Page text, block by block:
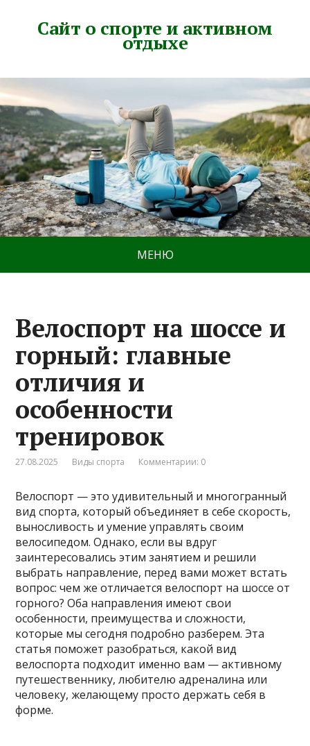
Сайт о спорте и активном
отдыхе
МЕНЮ
Велоспорт на шоссе и
горный: главные
отличия и
особенности
тренировок
27.08.2025 Виды спорта Комментарии: 0
Велоспорт — это удивительный и многогранный
вид спорта, который объединяет в себе скорость,
выносливость и умение управлять своим
велосипедом. Однако, если вы вдруг
заинтересовались этим занятием и решили
выбрать направление, перед вами может встать
вопрос: чем же отличается велоспорт на шоссе от
горного? Оба направления имеют свои
особенности, преимущества и сложности,
которые мы сегодня подробно разберем. Эта
статья поможет разобраться, какой вид
велоспорта подходит именно вам — активному
путешественнику, любителю адреналина или
человеку, желающему просто держать себя в
форме.